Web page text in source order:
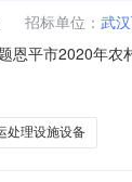
招标单位： 武
恩平市2020年
中标（
处理设施设备